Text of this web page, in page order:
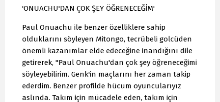
'ONUACHU'DAN ÇOK ŞEY ÖĞRENECEĞİM'
Paul Onuachu ile benzer özelliklere sahip
olduklarını söyleyen Mitongo, tecrübeli golcüden
önemli kazanımlar elde edeceğine inandığını dile
getirerek, "Paul Onuachu'dan çok şey öğreneceğimi
söyleyebilirim. Genk'in maçlarını her zaman takip
ederdim. Benzer profilde hücum oyuncularıyız
aslında. Takım için mücadele eden, takım için